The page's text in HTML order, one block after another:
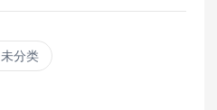
未分类